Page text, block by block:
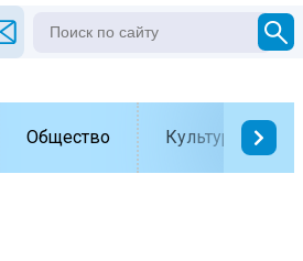
Общество Культура